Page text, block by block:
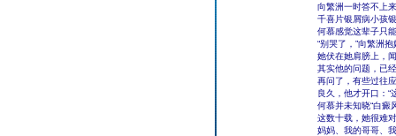
向繁洲一时答不上
千喜片银屑病小孩
何慕感觉这辈子只
“别哭了，”向繁洲
她伏在她肩膀上，
其实他的问题，已
再问了，有些过往
良久，他才开口：“
何慕并未知晓“白癜
这数十载，她很难
妈妈、我的哥哥、